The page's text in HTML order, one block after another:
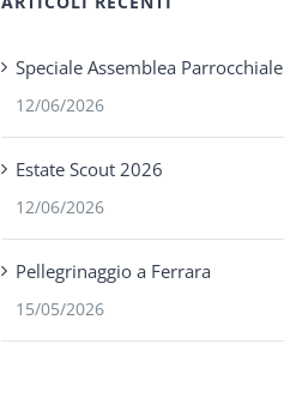
Speciale Assemblea Parrocchiale
12/06/2026
Estate Scout 2026
12/06/2026
Pellegrinaggio a Ferrara
15/05/2026